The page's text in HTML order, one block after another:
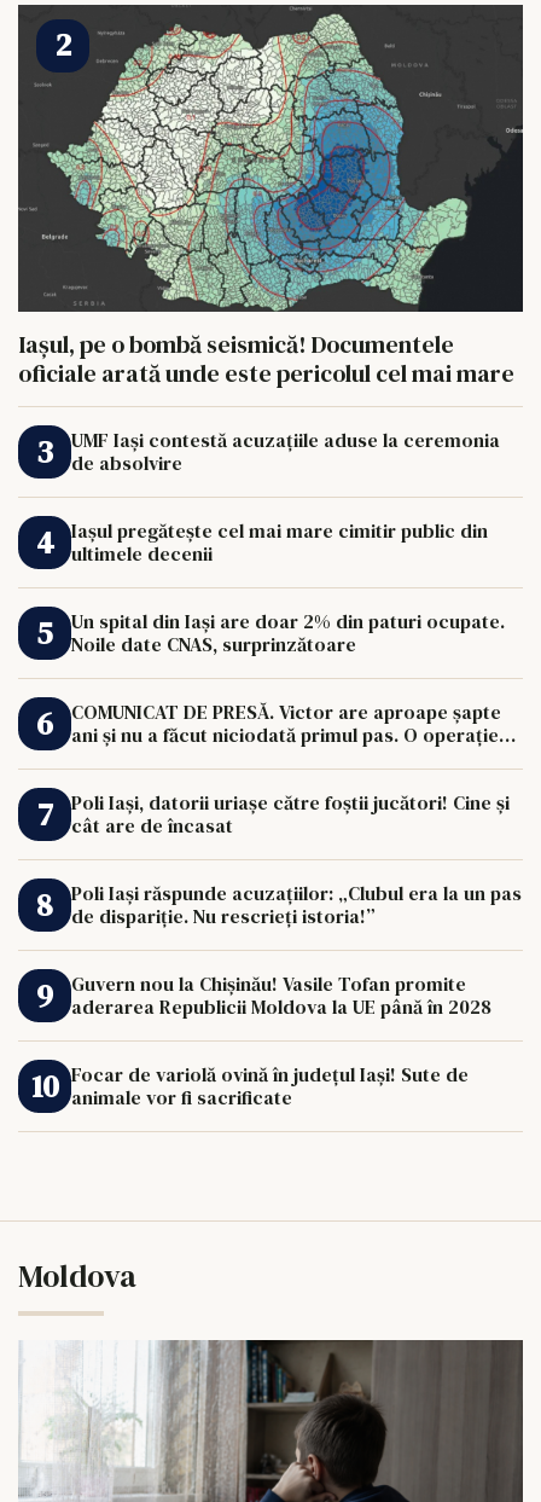
Iașul, pe o bombă seismică! Documentele
oficiale arată unde este pericolul cel mai mare
UMF Iași contestă acuzațiile aduse la ceremonia
de absolvire
Iașul pregătește cel mai mare cimitir public din
ultimele decenii
Un spital din Iași are doar 2% din paturi ocupate.
Noile date CNAS, surprinzătoare
COMUNICAT DE PRESĂ. Victor are aproape șapte
ani și nu a făcut niciodată primul pas. O operație
Poli Iași, datorii uriașe către foștii jucători! Cine și
cât are de încasat
Poli Iași răspunde acuzațiilor: „Clubul era la un pas
de dispariție. Nu rescrieți istoria!”
Guvern nou la Chișinău! Vasile Tofan promite
aderarea Republicii Moldova la UE până în 2028
Focar de variolă ovină în județul Iași! Sute de
animale vor fi sacrificate
Moldova